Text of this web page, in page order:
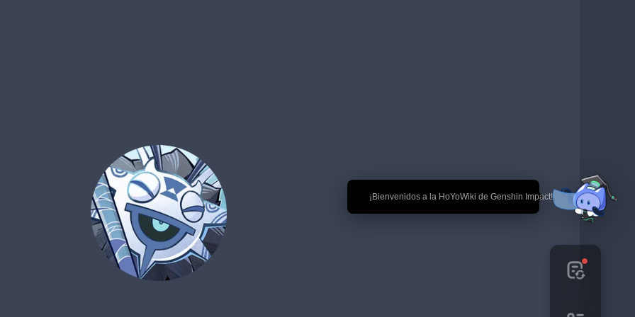
🎉 ¡Bienvenidos a la HoYoWiki de Genshin Impact!